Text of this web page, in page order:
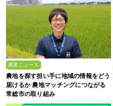
農業ニュース
農地を探す担い手に地域の情報をどう
届けるか 農地マッチングにつながる
常総市の取り組み